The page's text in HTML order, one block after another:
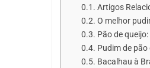
Artigos
O melhor
Pão de
Pudim de
Bacalhau à